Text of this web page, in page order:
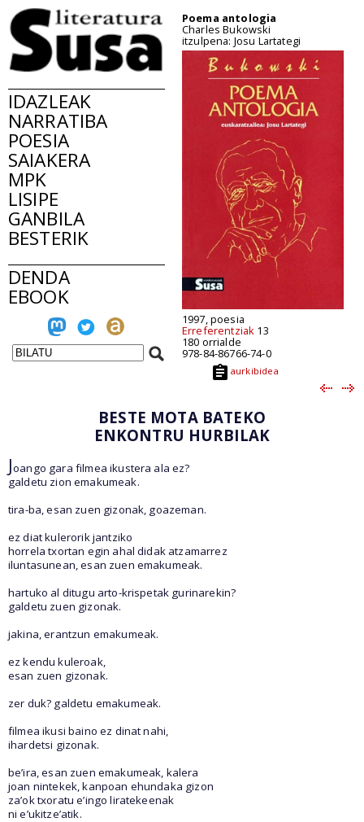
IDAZLEAK
NARRATIBA
POESIA
SAIAKERA
MPK
LISIPE
GANBILA
BESTERIK
DENDA
EBOOK
Poema antologia
Charles Bukowski
itzulpena: Josu Lartategi
1997, poesia
Erreferentziak 13
180 orrialde
978-84-86766-74-0
aurkibidea
BESTE MOTA BATEKO
ENKONTRU HURBILAK
Joango gara filmea ikustera ala ez?
galdetu zion emakumeak.
tira-ba, esan zuen gizonak, goazeman.
ez diat kulerorik jantziko
horrela txortan egin ahal didak atzamarrez
iluntasunean, esan zuen emakumeak.
hartuko al ditugu arto-krispetak gurinarekin?
galdetu zuen gizonak.
jakina, erantzun emakumeak.
ez kendu kuleroak,
esan zuen gizonak.
zer duk? galdetu emakumeak.
filmea ikusi baino ez dinat nahi,
ihardetsi gizonak.
be’ira, esan zuen emakumeak, kalera
joan nintekek, kanpoan ehundaka gizon
za’ok txoratu e’ingo liratekeenak
ni e’ukitze’atik.